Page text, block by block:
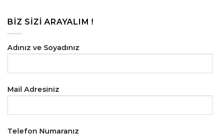
BIZ SIZI ARAYALIM !
Adınız ve Soyadınız
Mail Adresiniz
Telefon Numaranız